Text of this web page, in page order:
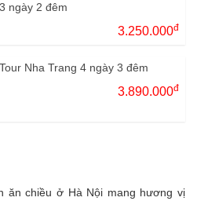
3 ngày 2 đêm
3.250.000đ
Tour Nha Trang 4 ngày 3 đêm
3.890.000đ
ăn chiều ở Hà Nội mang hương vị